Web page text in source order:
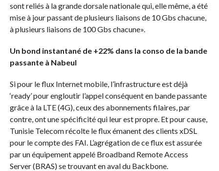
sont reliés à la grande dorsale nationale qui, elle même, a été
mise à jour passant de plusieurs liaisons de 10 Gbs chacune,
à plusieurs liaisons de 100 Gbs chacune».
Un bond instantané de +22% dans la conso de la bande
passante à Nabeul
Si pour le flux Internet mobile, l’infrastructure est déjà
‘ready’ pour engloutir l’appel conséquent en bande passante
grâce à la LTE (4G), ceux des abonnements filaires, par
contre, ont une spécificité qui leur est propre. Et pour cause,
Tunisie Telecom récolte le flux émanent des clients xDSL
pour le compte des FAI. L’agrégation de ce flux est assurée
par un équipement appelé Broadband Remote Access
Server (BRAS) se trouvant en aval du Backbone.